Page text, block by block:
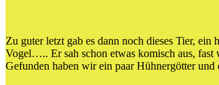
Zu guter letzt gab es dann noch dieses Tier, ein
Vogel….. Er sah schon etwas komisch aus, fast
Gefunden haben wir ein paar Hühnergötter und